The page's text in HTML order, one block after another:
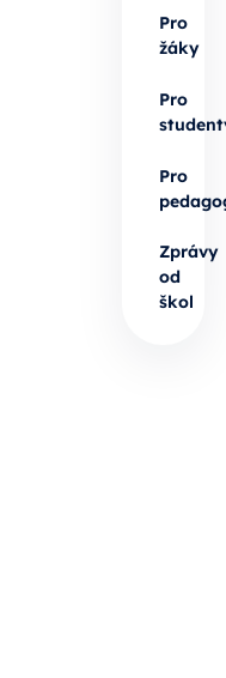
Pro
žáky
Pro
Pro
Zprávy
od
škol